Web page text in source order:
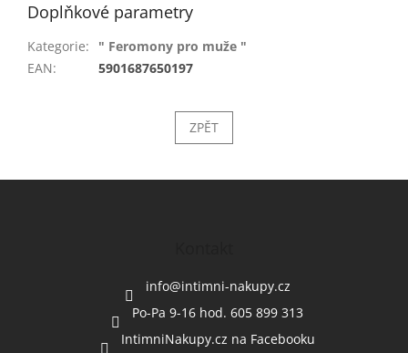
Doplňkové parametry
Kategorie:
" Feromony pro muže "
EAN: 5901687650197
ZPĚT
Z
info@intimni-nakupy.cz
Po-Pa 9-16 hod. 605 899 313
IntimniNakupy.cz na Facebooku